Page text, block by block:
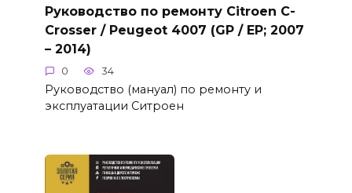
Руководство по ремонту Citroen C-
Crosser / Peugeot 4007 (GP / EP; 2007
– 2014)
0 34
Руководство (мануал) по ремонту и
эксплуатации Ситроен